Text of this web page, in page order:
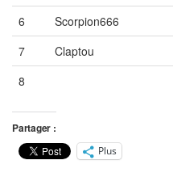
6
Scorpion666
7
Claptou
8
Partager :
Plus